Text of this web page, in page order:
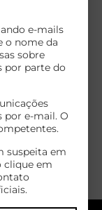
e-mails
o nome da
sobre
por parte do
por e-mail. O
suspeita em
clique em